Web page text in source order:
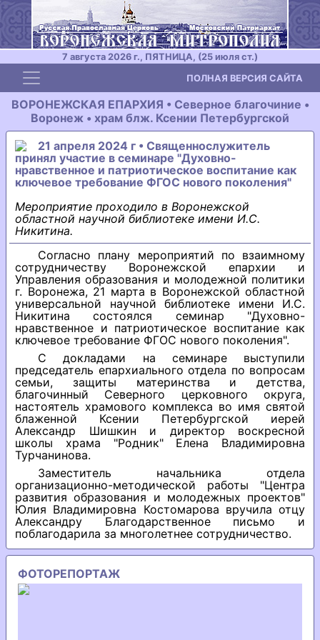
7 августа 2026 г., ПЯТНИЦА, (25 июля ст.)
Toggle navigation ПОЛНАЯ ВЕРСИЯ САЙТА
ВОРОНЕЖСКАЯ ЕПАРХИЯ • Северное благочиние •
Воронеж • храм блж. Ксении Петербургской
21 апреля 2024 г • Священнослужитель
принял участие в семинаре "Духовно-
нравственное и патриотическое воспитание как
ключевое требование ФГОС нового поколения"
Мероприятие проходило в Воронежской
областной научной библиотеке имени И.С.
Никитина.
Согласно плану мероприятий по взаимному
сотрудничеству Воронежской епархии и
Управления образования и молодежной политики
г. Воронежа, 21 марта в Воронежской областной
универсальной научной библиотеке имени И.С.
Никитина состоялся семинар "Духовно-
нравственное и патриотическое воспитание как
ключевое требование ФГОС нового поколения".
С докладами на семинаре выступили
председатель епархиального отдела по вопросам
семьи, защиты материнства и детства,
благочинный Северного церковного округа,
настоятель храмового комплекса во имя святой
блаженной Ксении Петербургской иерей
Александр Шишкин и директор воскресной
школы храма "Родник" Елена Владимировна
Турчанинова.
Заместитель начальника отдела
организационно-методической работы "Центра
развития образования и молодежных проектов"
Юлия Владимировна Костомарова вручила отцу
Александру Благодарственное письмо и
поблагодарила за многолетнее сотрудничество.
ФОТОРЕПОРТАЖ